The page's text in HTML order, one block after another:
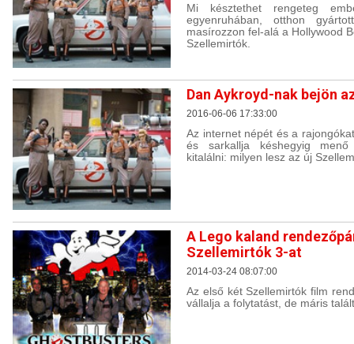
Mi késztethet rengeteg
egyenruhában, otthon
masírozzon fel-alá a Hollywood
Szellemirtók.
Dan Aykroyd-nak bejön
2016-06-06 17:33:00
Az internet népét és a
és sarkallja késhegyig
kitalálni: milyen lesz az új
A Lego kaland
Szellemirtók 3-at
2014-03-24 08:07:00
Az első két Szellemirtók film
vállalja a folytatást, de máris